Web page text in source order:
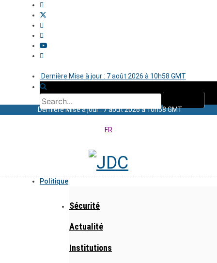
Dernière Mise à jour : 7 août 2026 à 10h58 GMT
Dernière Mise à jour : 7 août 2026 à 10h58 GMT
FR
Politique
Sécurité
Actualité
Institutions